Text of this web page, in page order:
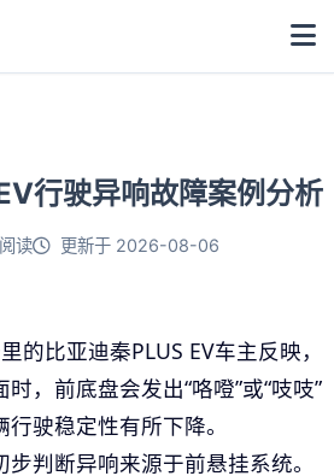
行驶异响故障案例分析
读 更新于 2026-08-06
的比亚迪秦PLUS EV车主反映，
，前底盘会发出“咯噔”或“吱吱”
驶稳定性有所下降。
判断异响来源于前悬挂系统。